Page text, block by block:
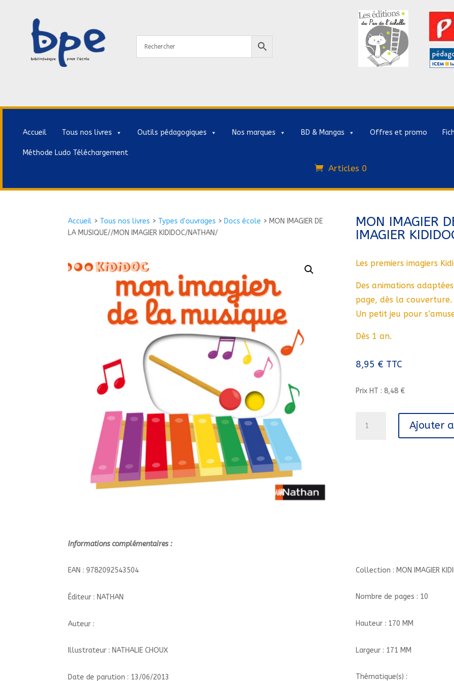
Accueil Tous nos livres Outils pédagogiques Nos marques BD & Mangas Offres et promo
Méthode Ludo Téléchargement
Articles 0
Accueil > Tous nos livres > Types d'ouvrages > Docs école > MON IMAGIER DE
LA MUSIQUE//MON IMAGIER KIDIDOC/NATHAN/
MON IMAGIER
IMAGIER
Les premiers imagiers
Des animations
page, dès la couverture.
Un petit jeu pour
Dès 1 an.
8,95 € TTC
Prix HT : 8,48 €
Ajouter
Informations complémentaires :
EAN : 9782092543504
Éditeur : NATHAN
Auteur :
Illustrateur : NATHALIE CHOUX
Date de parution : 13/06/2013
Collection : MON IMAGIER
Nombre de pages : 10
Hauteur : 170 MM
Largeur : 171 MM
Thématique(s) :